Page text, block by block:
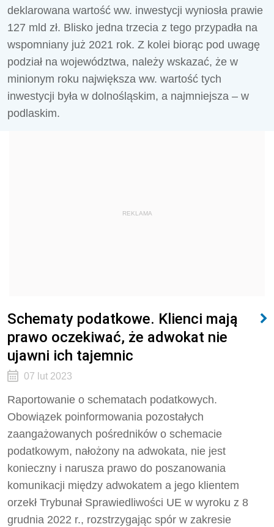
deklarowana wartość ww. inwestycji wyniosła prawie
127 mld zł. Blisko jedna trzecia z tego przypadła na
wspomniany już 2021 rok. Z kolei biorąc pod uwagę
podział na województwa, należy wskazać, że w
minionym roku największa ww. wartość tych
inwestycji była w dolnośląskim, a najmniejsza – w
podlaskim.
REKLAMA
Schematy podatkowe. Klienci mają
prawo oczekiwać, że adwokat nie
ujawni ich tajemnic
07 lut 2023
Raportowanie o schematach podatkowych.
Obowiązek poinformowania pozostałych
zaangażowanych pośredników o schemacie
podatkowym, nałożony na adwokata, nie jest
konieczny i narusza prawo do poszanowania
komunikacji między adwokatem a jego klientem
orzekł Trybunał Sprawiedliwości UE w wyroku z 8
grudnia 2022 r., rozstrzygając spór w zakresie